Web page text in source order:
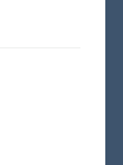
(Zaal